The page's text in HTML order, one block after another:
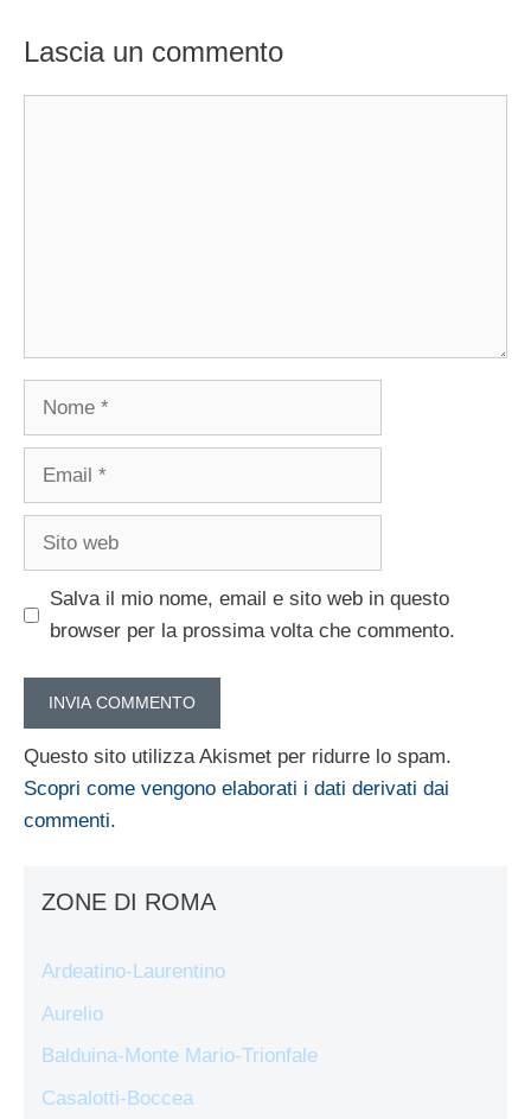
Lascia un commento
Nome
Email
Sito
Salva il mio nome, email e sito web in questo
browser per la prossima volta che commento.
Questo sito utilizza Akismet per ridurre lo spam.
Scopri come vengono elaborati i dati derivati dai
commenti.
ZONE DI ROMA
Ardeatino-Laurentino
Aurelio
Balduina-Monte Mario-Trionfale
Casalotti-Boccea